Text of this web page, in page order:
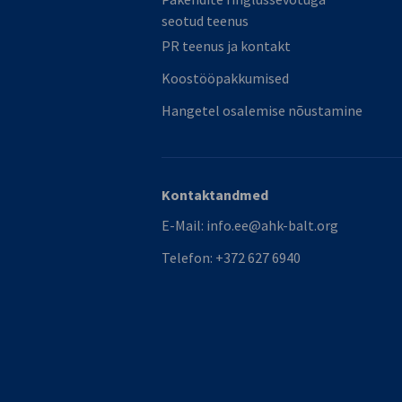
seotud teenus
PR teenus ja kontakt
Koostööpakkumised
Hangetel osalemise nõustamine
Kontaktandmed
E-Mail: info.ee@ahk-balt.org
Telefon: +372 627 6940